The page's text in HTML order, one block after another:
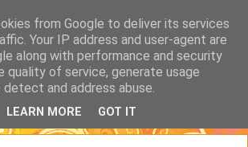
from Google to deliver its services
Your IP address and user-agent are
along with performance and security
quality of service, generate usage
and address abuse.
LEARN MORE GOT IT